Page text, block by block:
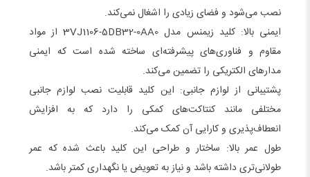
نصب می‌شود و فضای زیادی را اشغال نمی‌کند.
ایمنی بالا: کلید زیمنس مدل 3VJ1106-5DB32-0AA0 از مواد
مقاوم و فناوری‌های پیشرفته‌ای ساخته شده است که ایمنی
مدارهای الکتریکی را تضمین می‌کند.
پشتیبانی از لوازم جانبی: این کلید قابلیت نصب لوازم جانبی
مختلفی مانند کنتاکت‌های کمکی را دارد که به افزایش
انعطاف‌پذیری و کارایی آن کمک می‌کند.
طول عمر بالا: ساختار و طراحی این کلید باعث شده که عمر
طولانی‌تری داشته باشد و نیاز به تعویض یا نگهداری کمتر باشد.